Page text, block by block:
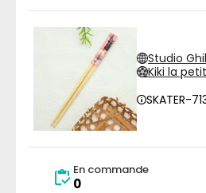
Studio
Kiki la
SKATER-
En commande
0